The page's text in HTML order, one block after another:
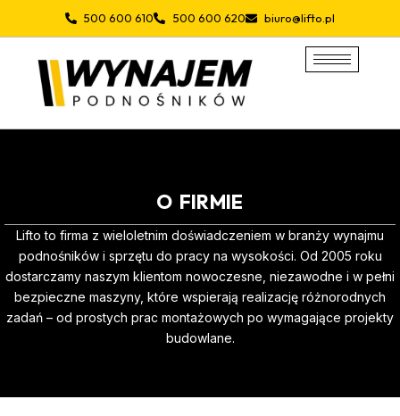
500 600 610 500 600 620 biuro@lifto.pl
O FIRMIE
Lifto to firma z wieloletnim doświadczeniem w branży wynajmu
podnośników i sprzętu do pracy na wysokości. Od 2005 roku
dostarczamy naszym klientom nowoczesne, niezawodne i w pełni
bezpieczne maszyny, które wspierają realizację różnorodnych
zadań – od prostych prac montażowych po wymagające projekty
budowlane.